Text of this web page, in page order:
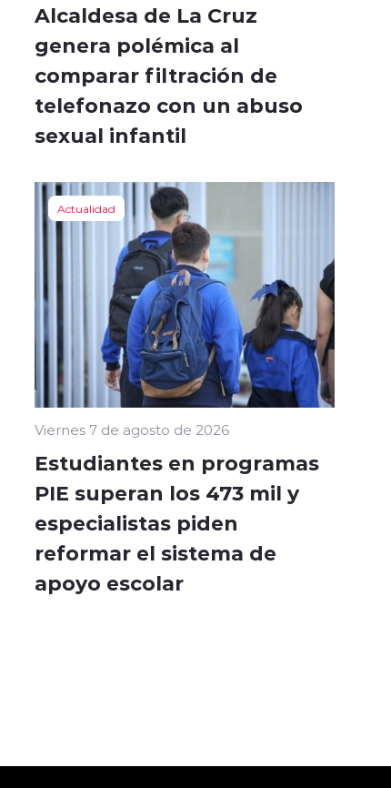
Alcaldesa de La Cruz
genera polémica al
comparar filtración de
telefonazo con un abuso
sexual infantil
Actualidad
Viernes 7 de agosto de 2026
Estudiantes en programas
PIE superan los 473 mil y
especialistas piden
reformar el sistema de
apoyo escolar